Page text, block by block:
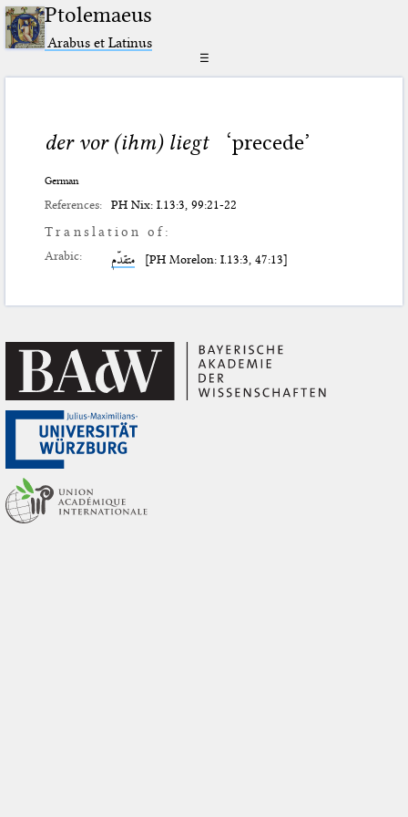
Ptolemaeus
Arabus et Latinus
☰
der vor (ihm) liegt ‘precede’
German
References: PH Nix: I.13:3, 99:21-22
Translation of:
Arabic: متقدّم [PH Morelon: I.13:3, 47:13]